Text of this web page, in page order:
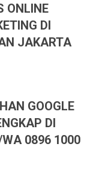
ONLINE
DI
JAKARTA
GOOGLE
DI
0896 1000